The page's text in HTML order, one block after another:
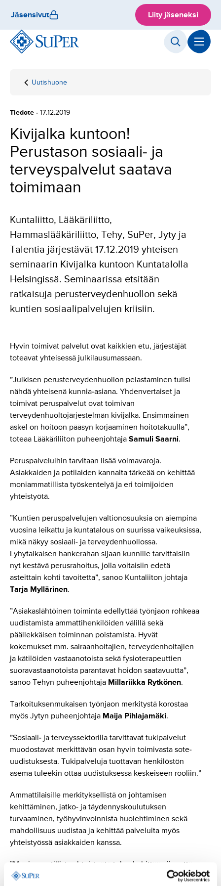
sisältöön
Jäsensivut Liity jäseneksi
Etusivu
Uutishuone
Kivijalka
terveyspalvelut
saatava
toimimaan
Tiedote - 17.12.2019
Kivijalka kuntoon!
Perustason sosiaali- ja
terveyspalvelut saatava
toimimaan
Kuntaliitto, Lääkäriliitto,
Hammaslääkäriliitto, Tehy, SuPer, Jyty ja
Talentia järjestävät 17.12.2019 yhteisen
seminaarin Kivijalka kuntoon Kuntatalolla
Helsingissä. Seminaarissa etsitään
ratkaisuja perusterveydenhuollon sekä
kuntien sosiaalipalvelujen kriisiin.
Hyvin toimivat palvelut ovat kaikkien etu, järjestäjät
toteavat yhteisessä julkilausumassaan.
”Julkisen perusterveydenhuollon pelastaminen tulisi
nähdä yhteisenä kunnia-asiana. Yhdenvertaiset ja
toimivat peruspalvelut ovat toimivan
terveydenhuoltojärjestelmän kivijalka. Ensimmäinen
askel on hoitoon pääsyn korjaaminen hoitotakuulla”,
toteaa Lääkäriliiton puheenjohtaja Samuli Saarni.
Peruspalveluihin tarvitaan lisää voimavaroja.
Asiakkaiden ja potilaiden kannalta tärkeää on kehittää
moniammatillista työskentelyä ja eri toimijoiden
yhteistyötä.
”Kuntien peruspalvelujen valtionosuuksia on aiempina
vuosina leikattu ja kuntatalous on suurissa vaikeuksissa,
mikä näkyy sosiaali- ja terveydenhuollossa.
Lyhytaikaisen hankerahan sijaan kunnille tarvittaisiin
nyt kestävä perusrahoitus, jolla voitaisiin edetä
asteittain kohti tavoitetta”, sanoo Kuntaliiton johtaja
Tarja Myllärinen.
”Asiakaslähtöinen toiminta edellyttää työnjaon rohkeaa
uudistamista ammattihenkilöiden välillä sekä
päällekkäisen toiminnan poistamista. Hyvät
kokemukset mm. sairaanhoitajien, terveydenhoitajien
ja kätilöiden vastaanotoista sekä fysioterapeuttien
suoravastaanotoista parantavat hoidon saatavuutta”,
sanoo Tehyn puheenjohtaja Millariikka Rytkönen.
Tarkoituksenmukaisen työnjaon merkitystä korostaa
myös Jytyn puheenjohtaja Maija Pihlajamäki.
”Sosiaali- ja terveyssektorilla tarvittavat tukipalvelut
muodostavat merkittävän osan hyvin toimivasta sote-
uudistuksesta. Tukipalveluja tuottavan henkilöstön
asema tuleekin ottaa uudistuksessa keskeiseen rooliin.”
Ammattilaisille merkityksellistä on johtamisen
kehittäminen, jatko- ja täydennyskoulutuksen
turvaaminen, työhyvinvoinnista huolehtiminen sekä
mahdollisuus uudistaa ja kehittää palveluita myös
yhteistyössä asiakkaiden kanssa.
”Moniammatillista yhteistyötä tulee kehittää niin, että
potilaiden palvelutarpeeseen pystytään vastaamaan